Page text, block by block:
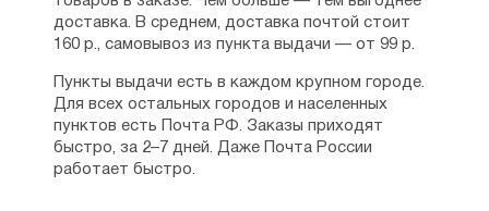
доставка. В среднем, доставка почтой стоит
160 р., самовывоз из пункта выдачи — от 99 р.
Пункты выдачи есть в каждом крупном городе.
Для всех остальных городов и населенных
пунктов есть Почта РФ. Заказы приходят
быстро, за 2–7 дней. Даже Почта России
работает быстро.